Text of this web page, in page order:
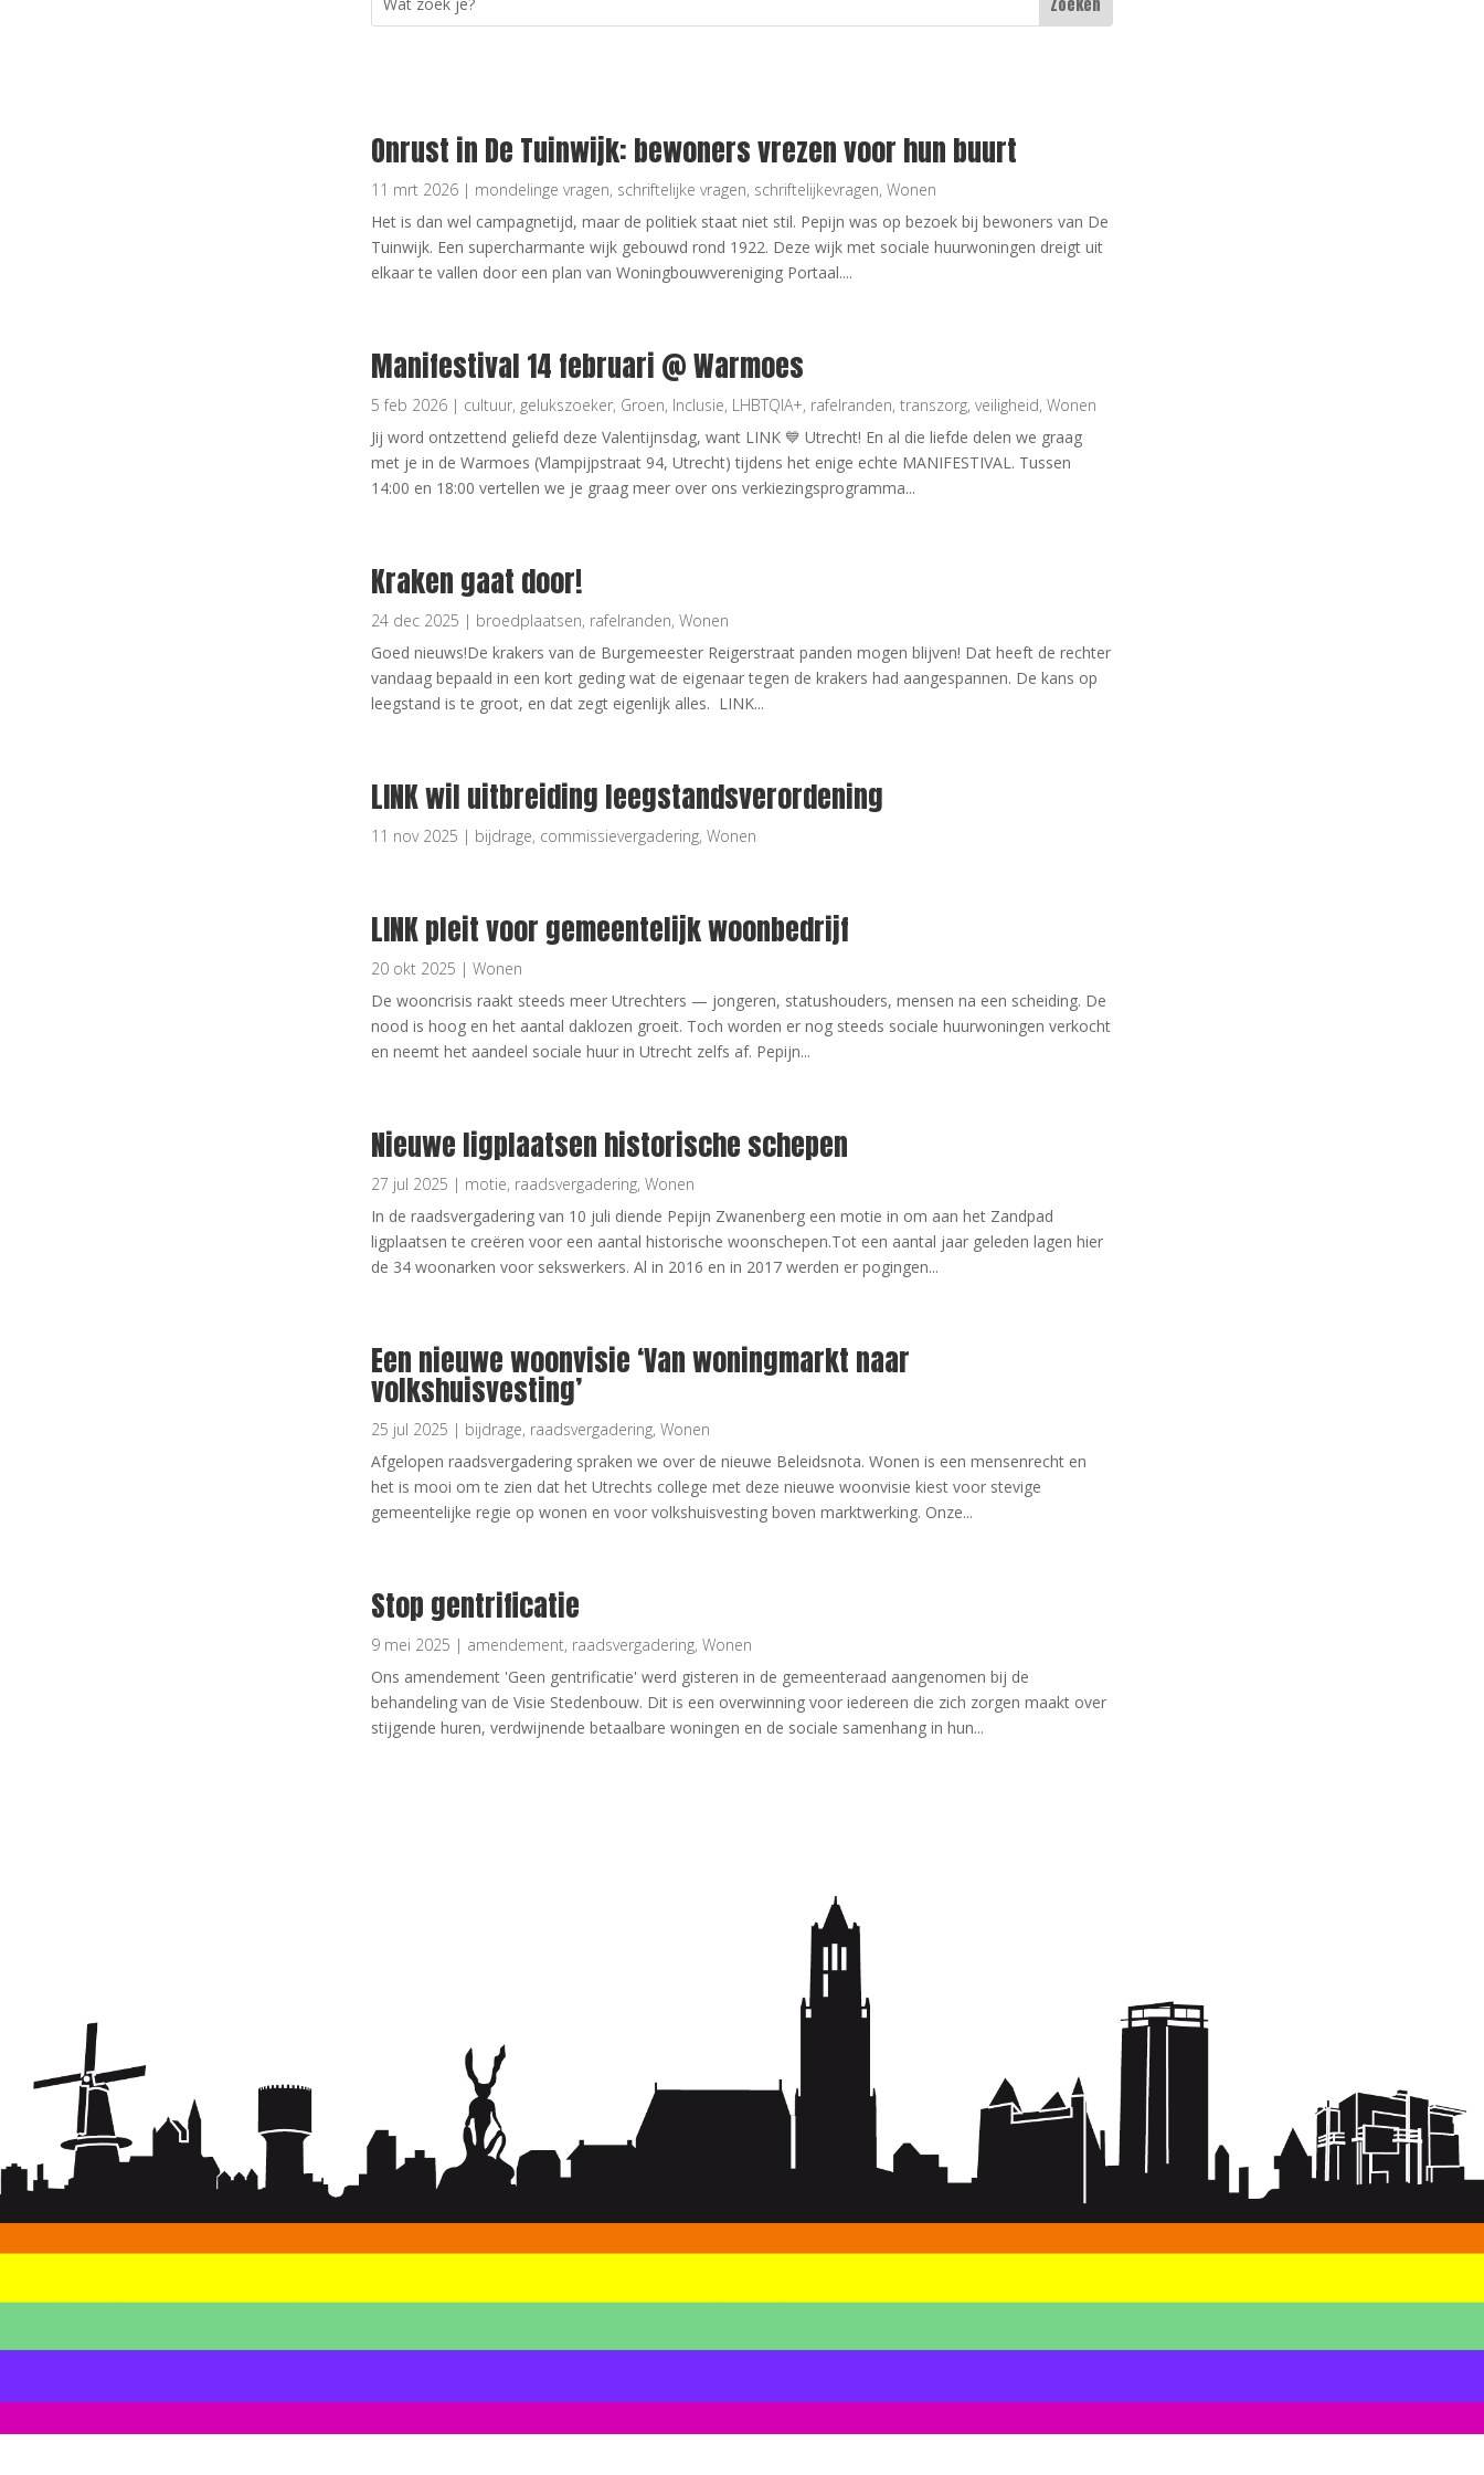
Onrust in De Tuinwijk: bewoners vrezen voor hun buurt
11 mrt 2026 | mondelinge vragen, schriftelijke vragen, schriftelijkevragen, Wonen
Het is dan wel campagnetijd, maar de politiek staat niet stil. Pepijn was op bezoek bij bewoners van De
Tuinwijk. Een supercharmante wijk gebouwd rond 1922. Deze wijk met sociale huurwoningen dreigt uit
elkaar te vallen door een plan van Woningbouwvereniging Portaal....
Manifestival 14 februari @ Warmoes
5 feb 2026 | cultuur, gelukszoeker, Groen, Inclusie, LHBTQIA+, rafelranden, transzorg, veiligheid, Wonen
Jij word ontzettend geliefd deze Valentijnsdag, want LINK 💙 Utrecht! En al die liefde delen we graag
met je in de Warmoes (Vlampijpstraat 94, Utrecht) tijdens het enige echte MANIFESTIVAL. Tussen
14:00 en 18:00 vertellen we je graag meer over ons verkiezingsprogramma...
Kraken gaat door!
24 dec 2025 | broedplaatsen, rafelranden, Wonen
Goed nieuws!De krakers van de Burgemeester Reigerstraat panden mogen blijven! Dat heeft de rechter
vandaag bepaald in een kort geding wat de eigenaar tegen de krakers had aangespannen. De kans op
leegstand is te groot, en dat zegt eigenlijk alles. LINK...
LINK wil uitbreiding leegstandsverordening
11 nov 2025 | bijdrage, commissievergadering, Wonen
LINK pleit voor gemeentelijk woonbedrijf
20 okt 2025 | Wonen
De wooncrisis raakt steeds meer Utrechters — jongeren, statushouders, mensen na een scheiding. De
nood is hoog en het aantal daklozen groeit. Toch worden er nog steeds sociale huurwoningen verkocht
en neemt het aandeel sociale huur in Utrecht zelfs af. Pepijn...
Nieuwe ligplaatsen historische schepen
27 jul 2025 | motie, raadsvergadering, Wonen
In de raadsvergadering van 10 juli diende Pepijn Zwanenberg een motie in om aan het Zandpad
ligplaatsen te creëren voor een aantal historische woonschepen.Tot een aantal jaar geleden lagen hier
de 34 woonarken voor sekswerkers. Al in 2016 en in 2017 werden er pogingen...
Een nieuwe woonvisie ‘Van woningmarkt naar
volkshuisvesting’
25 jul 2025 | bijdrage, raadsvergadering, Wonen
Afgelopen raadsvergadering spraken we over de nieuwe Beleidsnota. Wonen is een mensenrecht en
het is mooi om te zien dat het Utrechts college met deze nieuwe woonvisie kiest voor stevige
gemeentelijke regie op wonen en voor volkshuisvesting boven marktwerking. Onze...
Stop gentrificatie
9 mei 2025 | amendement, raadsvergadering, Wonen
Ons amendement 'Geen gentrificatie' werd gisteren in de gemeenteraad aangenomen bij de
behandeling van de Visie Stedenbouw. Dit is een overwinning voor iedereen die zich zorgen maakt over
stijgende huren, verdwijnende betaalbare woningen en de sociale samenhang in hun...